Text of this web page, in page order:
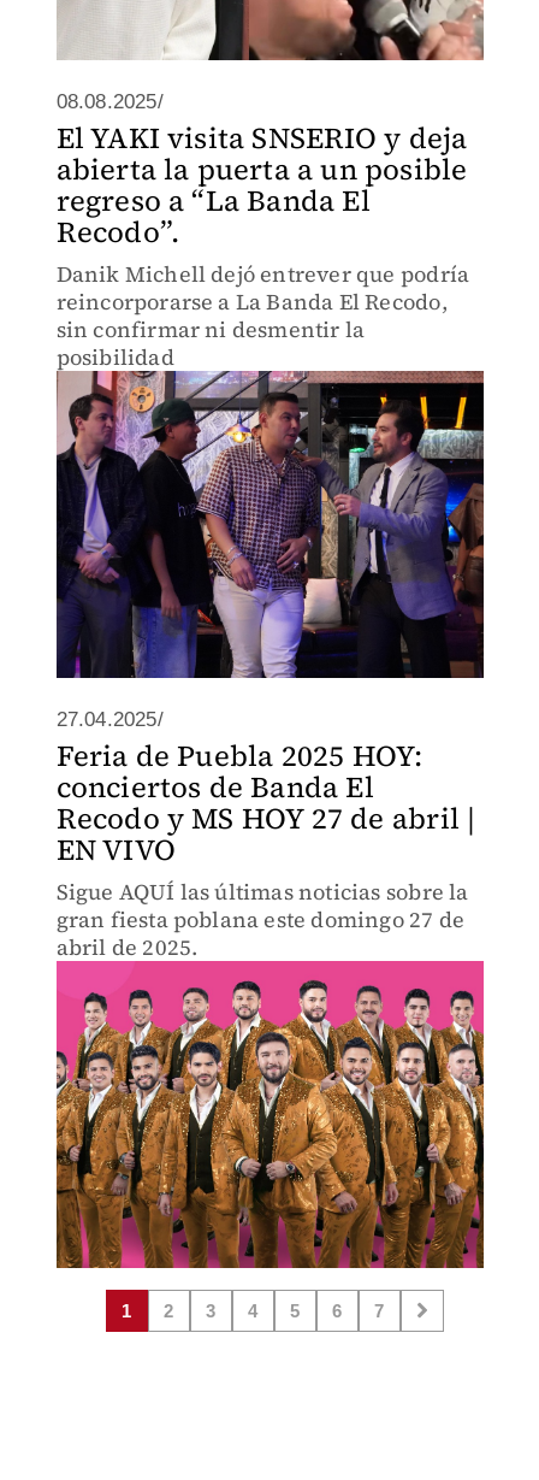
08.08.2025/
El YAKI visita SNSERIO y deja
abierta la puerta a un posible
regreso a “La Banda El
Recodo”.
Danik Michell dejó entrever que podría
reincorporarse a La Banda El Recodo,
sin confirmar ni desmentir la
posibilidad
27.04.2025/
Feria de Puebla 2025 HOY:
conciertos de Banda El
Recodo y MS HOY 27 de abril |
EN VIVO
Sigue AQUÍ las últimas noticias sobre la
gran fiesta poblana este domingo 27 de
abril de 2025.
1 2 3 4 5 6 7